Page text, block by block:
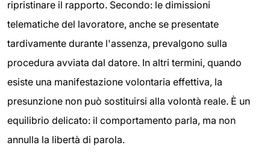
ripristinare il rapporto. Secondo: le dimissioni
telematiche del lavoratore, anche se presentate
tardivamente durante l'assenza, prevalgono sulla
procedura avviata dal datore. In altri termini, quando
esiste una manifestazione volontaria effettiva, la
presunzione non può sostituirsi alla volontà reale. È un
equilibrio delicato: il comportamento parla, ma non
annulla la libertà di parola.